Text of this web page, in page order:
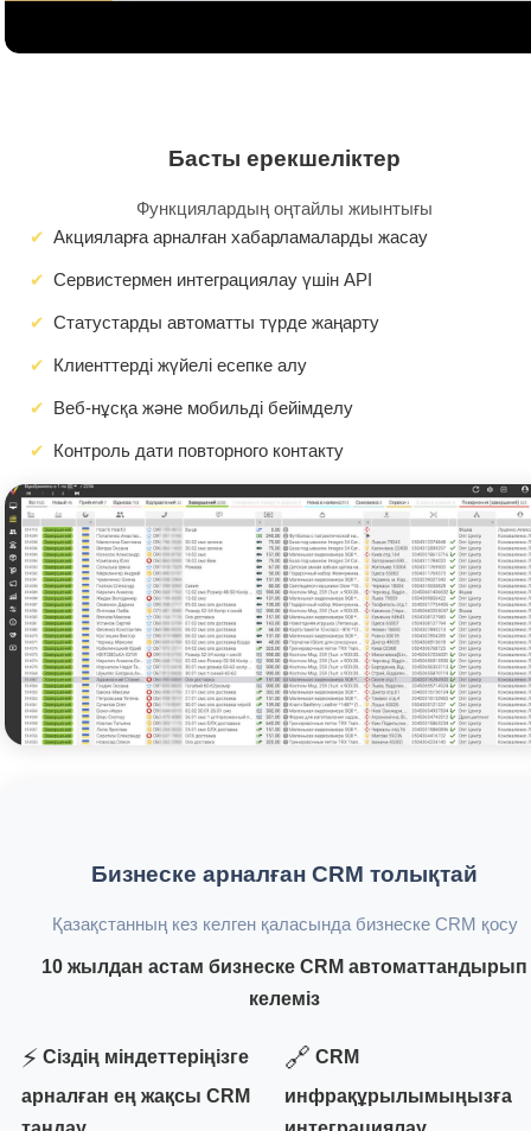
Басты ерекшеліктер
Функциялардың оңтайлы жиынтығы
Акцияларға арналған хабарламаларды жасау
Сервистермен интеграциялау үшін API
Статустарды автоматты түрде жаңарту
Клиенттерді жүйелі есепке алу
Веб-нұсқа және мобильді бейімделу
Контроль дати повторного контакту
Бизнеске арналған CRM толықтай
Қазақстанның кез келген қаласында бизнеске CRM қосу
10 жылдан астам бизнеске CRM автоматтандырып
келеміз
⚡ Сіздің міндеттеріңізге
арналған ең жақсы CRM
🔗 CRM
инфрақұрылымыңызға